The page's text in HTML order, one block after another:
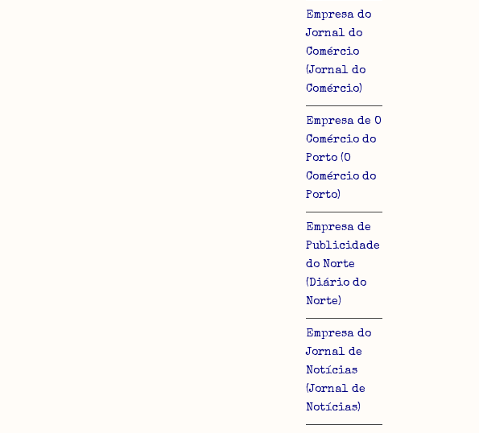
Empresa do
Jornal do
Comércio
(Jornal do
Comércio)
Empresa de O
Comércio do
Porto (O
Comércio do
Porto)
Empresa de
Publicidade
do Norte
(Diário do
Norte)
Empresa do
Jornal de
Notícias
(Jornal de
Notícias)